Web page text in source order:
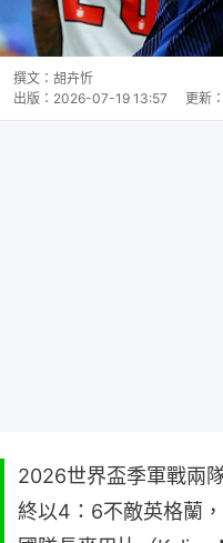
撰文： 胡卉忻
出版： 2026-07-19 13:57 更新：
2026世界盃季軍戰兩
終以4：6不敵英格蘭